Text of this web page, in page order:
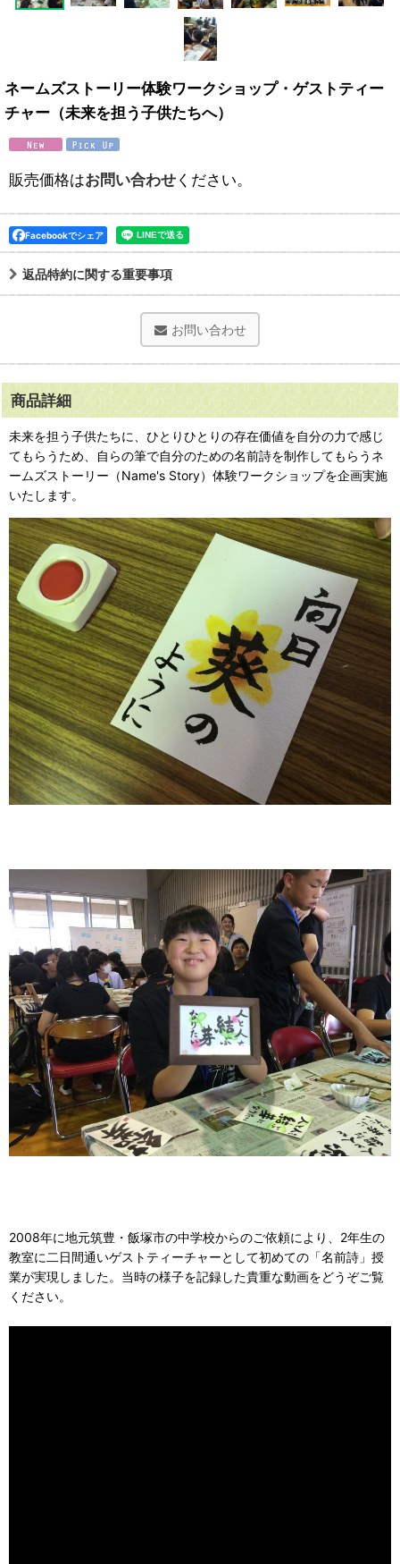
ネームズストーリー体験ワークショップ・ゲストティー
チャー（未来を担う子供たちへ）
販売価格はお問い合わせください。
Facebookでシェア
返品特約に関する重要事項
お問い合わせ
商品詳細
未来を担う子供たちに、ひとりひとりの存在価値を自分の力で感じ
てもらうため、自らの筆で自分のための名前詩を制作してもらうネ
ームズストーリー（Name's Story）体験ワークショップを企画実施
いたします。
2008年に地元筑豊・飯塚市の中学校からのご依頼により、2年生の
教室に二日間通いゲストティーチャーとして初めての「名前詩」授
業が実現しました。当時の様子を記録した貴重な動画をどうぞご覧
ください。